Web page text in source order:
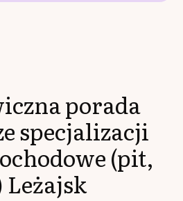
porada
specjalizacji
(pit,
Leżajsk